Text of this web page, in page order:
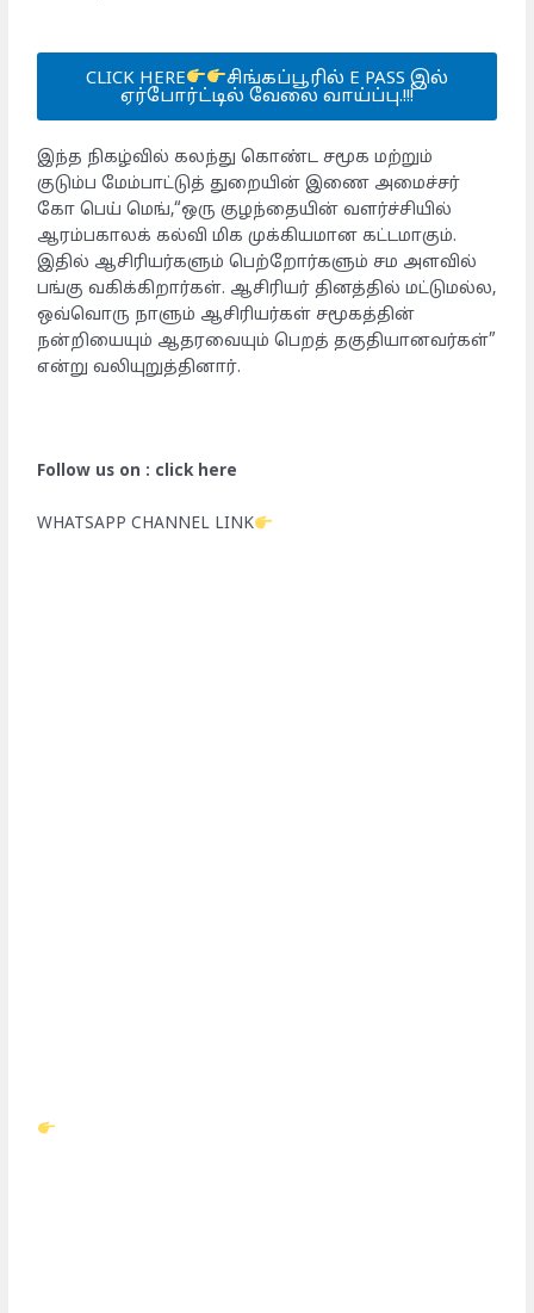
CLICK HERE சிங்கப்பூரில் E PASS இல்
ஏர்போர்ட்டில் வேலை வாய்ப்பு.!!!
இந்த நிகழ்வில் கலந்து கொண்ட சமூக மற்றும்
குடும்ப மேம்பாட்டுத் துறையின் இணை அமைச்சர்
கோ பெய் மெங்,“ஒரு குழந்தையின் வளர்ச்சியில்
ஆரம்பகாலக் கல்வி மிக முக்கியமான கட்டமாகும்.
இதில் ஆசிரியர்களும் பெற்றோர்களும் சம அளவில்
பங்கு வகிக்கிறார்கள். ஆசிரியர் தினத்தில் மட்டுமல்ல,
ஒவ்வொரு நாளும் ஆசிரியர்கள் சமூகத்தின்
நன்றியையும் ஆதரவையும் பெறத் தகுதியானவர்கள்”
என்று வலியுறுத்தினார்.
Follow us on : click here
WHATSAPP CHANNEL LINK